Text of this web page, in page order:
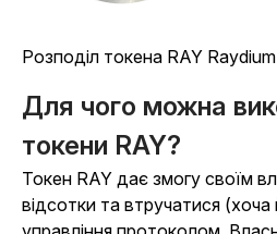
Розподіл токена RAY Raydium
Для чого можна
токени RAY?
Токен RAY дає змогу своїм
відсотки та втручатися